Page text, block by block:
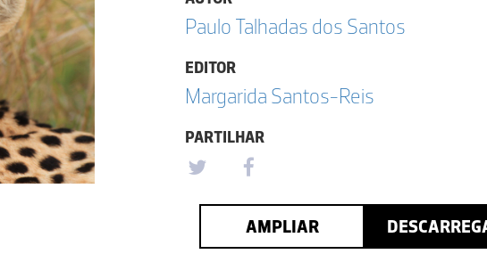
Paulo Talhadas dos Santos
EDITOR
Margarida Santos-Reis
PARTILHAR
AMPLIAR